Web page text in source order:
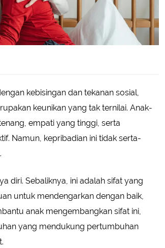
kebisingan dan tekanan sosial,
keunikan yang tak ternilai. Anak-
empati yang tinggi, serta
Namun, kepribadian ini tidak serta-
diri. Sebaliknya, ini adalah sifat yang
untuk mendengarkan dengan baik,
anak mengembangkan sifat ini,
yang mendukung pertumbuhan